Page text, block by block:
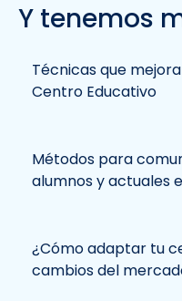
Y tenemos
Técnicas que
Centro Educativo
Métodos para
alumnos y actuales
¿Cómo adaptar tu
cambios del